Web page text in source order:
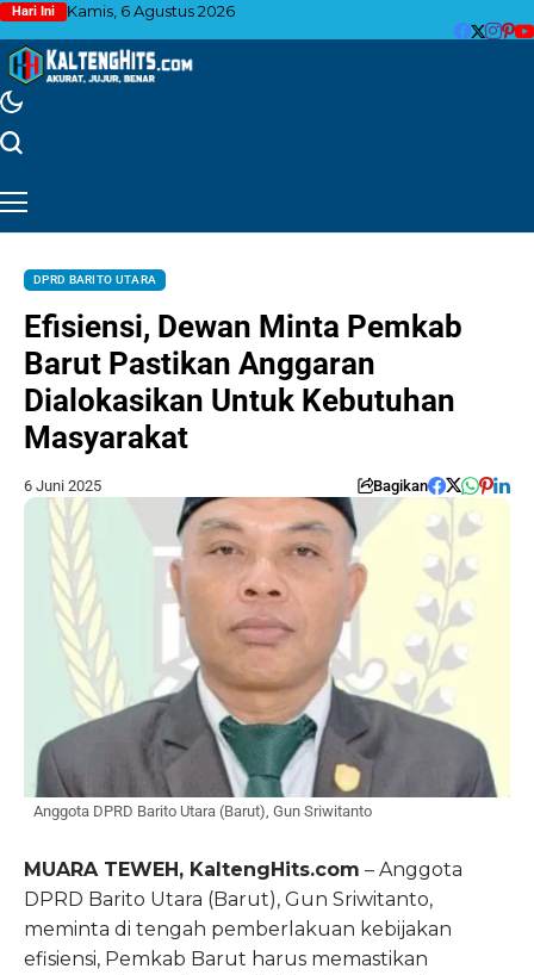
Hari Ini Kamis, 6 Agustus 2026
DPRD BARITO UTARA
Efisiensi, Dewan Minta Pemkab
Barut Pastikan Anggaran
Dialokasikan Untuk Kebutuhan
Masyarakat
6 Juni 2025 Bagikan
Anggota DPRD Barito Utara (Barut), Gun Sriwitanto
MUARA TEWEH, KaltengHits.com – Anggota
DPRD Barito Utara (Barut), Gun Sriwitanto,
meminta di tengah pemberlakuan kebijakan
efisiensi, Pemkab Barut harus memastikan